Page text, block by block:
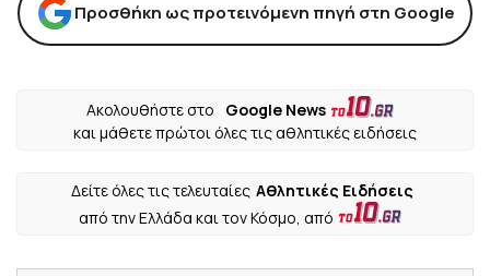
Προσθήκη ως προτεινόμενη πηγή στη Google
Ακολουθήστε στο
Google News
και μάθετε πρώτοι όλες τις αθλητικές ειδήσεις
Δείτε όλες τις τελευταίες Αθλητικές Ειδήσεις
από την Ελλάδα και τον Κόσμο, από